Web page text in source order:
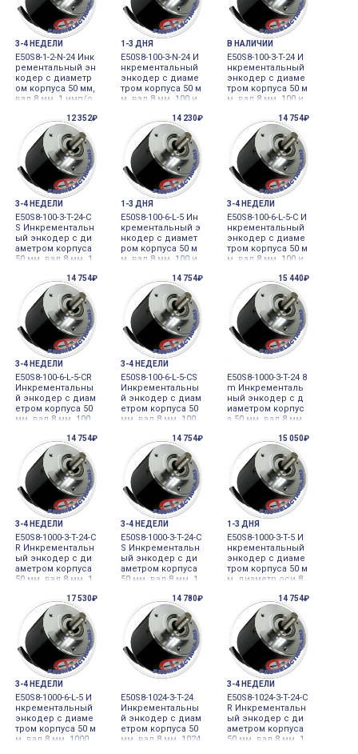
3-4 НЕДЕЛИ
E50S8-1-2-N-24 Инк
рементальный эн
кодер с диаметр
ом корпуса 50 мм,
вал 8 мм, 1 имп/о
DC Autonics
1-3 ДНЯ
E50S8-100-3-N-24 И
нкрементальный
энкодер с диаме
тром корпуса 50 м
м, вал 8 мм, 100 и
N, 24VDC Autonics
В НАЛИЧИИ
E50S8-100-3-T-24 И
нкрементальный
энкодер с диаме
тром корпуса 50 м
м, вал 8 мм, 100 и
em pole, 24VDC A
utonics
12 352₽
3-4 НЕДЕЛИ
E50S8-100-3-T-24-C
S Инкрементальн
ый энкодер с ди
аметром корпуса
50 мм, вал 8 мм, 1
Totem pole, 24VD
C, Autonics
14 230₽
1-3 ДНЯ
E50S8-100-6-L-5 Ин
крементальный э
нкодер с диамет
ром корпуса 50 м
м, вал 8 мм, 100 и
e Driver, 5VDC Auto
nics
14 754₽
3-4 НЕДЕЛИ
E50S8-100-6-L-5-C И
нкрементальный
энкодер с диаме
тром корпуса 50 м
м, вал 8 мм, 100 и
e Driver, 5VDC, Aut
onics
14 754₽
3-4 НЕДЕЛИ
E50S8-100-6-L-5-CR
Инкрементальны
й энкодер с диам
етром корпуса 50
мм, вал 8 мм, 100
ne Driver, 5VDC, Au
tonics
14 754₽
3-4 НЕДЕЛИ
E50S8-100-6-L-5-CS
Инкрементальны
й энкодер с диам
етром корпуса 50
мм, вал 8 мм, 100
ne Driver, 5VDC, Au
tonics
15 440₽
E50S8-1000-3-T-24 8
m Инкременталь
ный энкодер с д
иаметром корпус
а 50 мм, вал 8 мм,
од Totem pole, 24
VDC Autonics
14 754₽
3-4 НЕДЕЛИ
E50S8-1000-3-T-24-C
R Инкрементальн
ый энкодер с ди
аметром корпуса
50 мм, вал 8 мм, 1
д Totem pole, 24V
DC Autonics
14 754₽
3-4 НЕДЕЛИ
E50S8-1000-3-T-24-C
S Инкрементальн
ый энкодер с ди
аметром корпуса
50 мм, вал 8 мм, 1
д Totem pole, 24V
DC Autonics
15 050₽
1-3 ДНЯ
E50S8-1000-3-T-5 И
нкрементальный
энкодер с диаме
тром корпуса 50 м
м, диаметр оси 8
5VDC Autonics
17 530₽
3-4 НЕДЕЛИ
E50S8-1000-6-L-5 И
нкрементальный
энкодер с диаме
тром корпуса 50 м
м, вал 8 мм, 1000
14 780₽
E50S8-1024-3-T-24
Инкрементальны
й энкодер с диам
етром корпуса 50
мм, вал 8 мм, 1024
14 754₽
3-4 НЕДЕЛИ
E50S8-1024-3-T-24-C
R Инкрементальн
ый энкодер с ди
аметром корпуса
50 мм, вал 8 мм, 1